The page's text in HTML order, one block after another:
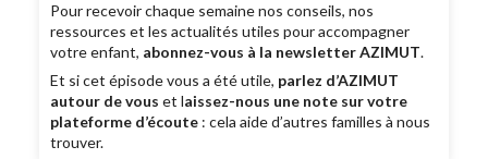
Pour recevoir chaque semaine nos conseils, nos
ressources et les actualités utiles pour accompagner
votre enfant, abonnez-vous à la newsletter AZIMUT.
Et si cet épisode vous a été utile, parlez d’AZIMUT
autour de vous et laissez-nous une note sur votre
plateforme d’écoute : cela aide d’autres familles à nous
trouver.